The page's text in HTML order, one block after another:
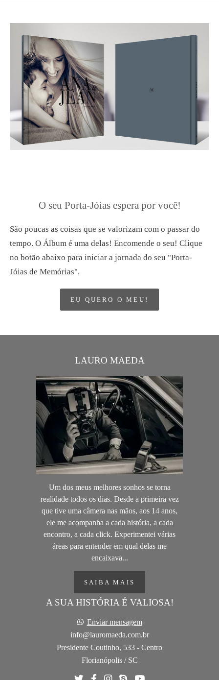
O seu Porta-Jóias espera por você!
São poucas as coisas que se valorizam com o passar do
tempo. O Álbum é uma delas! Encomende o seu! Clique
no botão abaixo para iniciar a jornada do seu "Porta-
Jóias de Memórias".
EU QUERO O MEU!
LAURO MAEDA
Um dos meus melhores sonhos se torna
realidade todos os dias. Desde a primeira vez
que tive uma câmera nas mãos, aos 14 anos,
ele me acompanha a cada história, a cada
encontro, a cada click. Experimentei várias
áreas para entender em qual delas me
encaixava...
SAIBA MAIS
A SUA HISTÓRIA É VALIOSA!
Enviar mensagem
info@lauromaeda.com.br
Presidente Coutinho, 533 - Centro
Florianópolis / SC